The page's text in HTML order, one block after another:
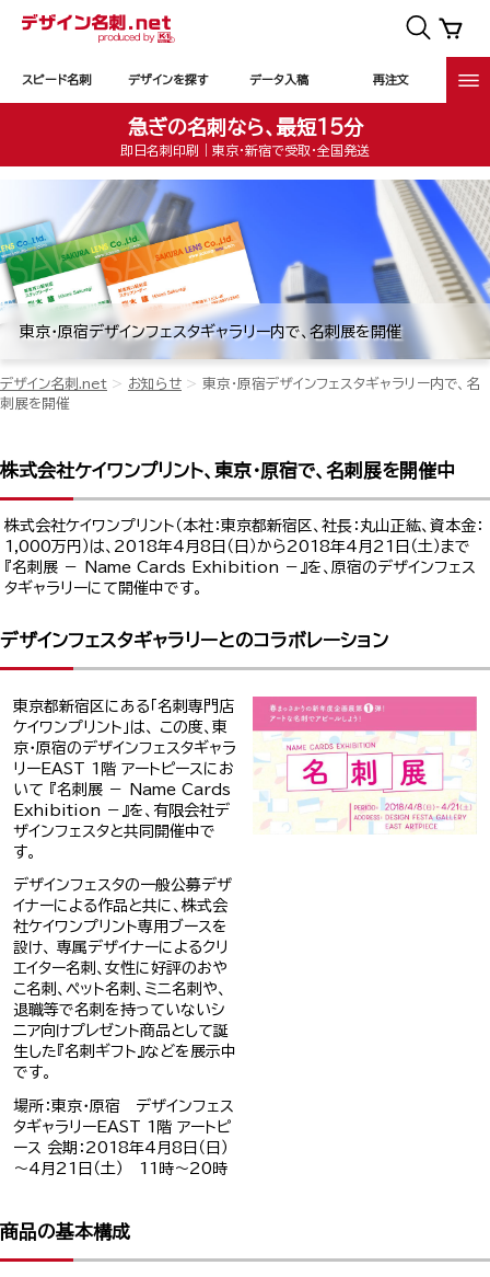
スピード名刺 デザインを探す データ入稿 再注文
急ぎの名刺なら、最短15分
即日名刺印刷｜東京・新宿で受取・全国発送
東京・原宿デザインフェスタギャラリー内で、名刺展を開催
デザイン名刺.net お知らせ
東京・原宿デザインフェスタギャラリー内で、名
刺展を開催
株式会社ケイワンプリント、東京・原宿で、名刺展を開催中
株式会社ケイワンプリント（本社：東京都新宿区、社長：丸山正紘、資本金：
1,000万円）は、2018年4月8日（日）から2018年4月21日（土）まで
『名刺展 － Name Cards Exhibition －』を、原宿のデザインフェス
タギャラリーにて開催中です。
デザインフェスタギャラリーとのコラボレーション
東京都新宿区にある「名刺専門店
ケイワンプリント」は、 この度、東
京・原宿のデザインフェスタギャラ
リーEAST 1階 アートピースにお
いて 『名刺展 － Name Cards
Exhibition －』を、有限会社デ
ザインフェスタと共同開催中で
す。
デザインフェスタの一般公募デザ
イナーによる作品と共に、株式会
社ケイワンプリント専用ブースを
設け、 専属デザイナーによるクリ
エイター名刺、女性に好評のおや
こ名刺、ペット名刺、ミニ名刺や、
退職等で名刺を持っていないシ
ニア向けプレゼント商品として誕
生した『名刺ギフト』などを展示中
です。
場所：東京・原宿 デザインフェス
タギャラリーEAST 1階 アートピ
ース 会期：2018年4月8日（日）
～4月21日（土） 11時～20時
商品の基本構成